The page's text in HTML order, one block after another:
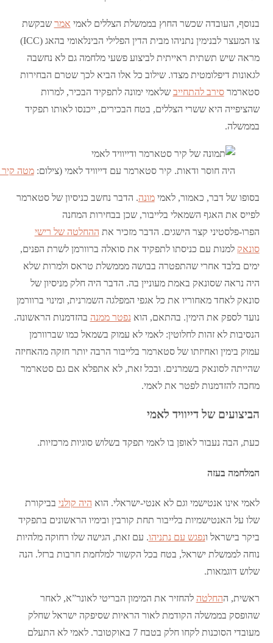
בנוסף, העובדה שכשר החוץ בממשלת הצללים לאמי אמר שבקשת
צו המעצר לבנימין נתניהו מבית הדין הפלילי הבינלאומי בהאג (ICC)
מראה שיש תשתית ראייתית לביצוע פשעי מלחמה גם לא נחשבה
לגאונות דיפלומטית מצדו. שילוב כל אלו הביא לכך שטרם הבחירות
סטארמרסירב להתחייב שלאמי ימונה לתפקיד הבכיר, למרות
שהציפייה היא ששרי הצללים, בטח הבכירים, ייכנסו לאותו תפקיד
בממשלה.
היה חוסר ודאות. קיר סטארמר עם דייוויד לאמי (צילום:מטה
בסופו של דבר, כאמור, לאמימונה. הדבר נחשב כניסיון של סטארמר
לפייס את האגף השמאלי בלייבור, שכן בבחירות המחנה
הפרו-פלסטיני קצר הישגים. הדבר מזכיר את ההחלטה של רישי
סונאק למנות עם כניסתו לתפקיד את סואלה ברוורמן לשרת הפנים,
ימים בלבד אחרי שהתפטרה בבושה מממשלת טראס ולמרות שלא
היה נראה שסונאק באמת מעוניין בה. הדבר היה חלק מניסיון של
סונאק לאחד מאחוריו את כל אגפי המפלגה השמרנית, ומינוי ברוורמן
נועד לספק את הימין. בהתאם, הוא נפטר ממנה בהזדמנות הראשונה.
הנסיבות לא זהות לחלוטין: לאמי לא עמוק בשמאל כמו שברוורמן
עמוק בימין ואחיזתו של סטארמר בלייבור הרבה יותר חזקה מהאחיזה
שהייתה לסונאק בשמרנים. ובכל זאת, לא אתפלא אם גם סטארמר
מחכה להזדמנות לפטר את לאמי.
הביצועים של דייוויד לאמי
כעת, הבה נעבור לאופן בו לאמי תפקד בשלוש סוגיות מרכזיות.
המלחמה בעזה
לאמי אינו אנטישמי וגם לא אנטי-ישראלי. הוא היה קולני בביקורת
שלו על האנטישמיות בלייבור תחת קורבין ובימיו הראשונים בתפקיד
ביקר בישראל ונפגש עם נתניהו. עם זאת, הגישה שלו רחוקה מלהיות
נוחה לממשלת ישראל, בטח בכל הקשור למלחמת חרבות ברזל. הנה
שלוש דוגמאות.
ראשית, ההחלטה להחזיר את המימון הבריטי לאונר”א, לאחר
שהופסק בממשלה הקודמת לאור הראיות שסיפקה ישראל שחלק
מעובדי הסוכנות לקחו חלק בטבח 7 באוקטובר. לאמי לא התעלם